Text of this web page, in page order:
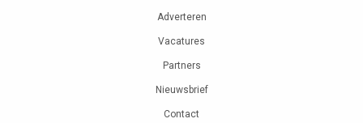
Adverteren
Vacatures
Partners
Nieuwsbrief
Contact